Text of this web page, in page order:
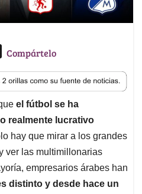
T
r
e
a
d
s
Compártelo
el fútbol se ha
realmente lucrativo
hay que mirar a los grandes
ver las multimillonarias
empresarios árabes han
distinto y desde hace un